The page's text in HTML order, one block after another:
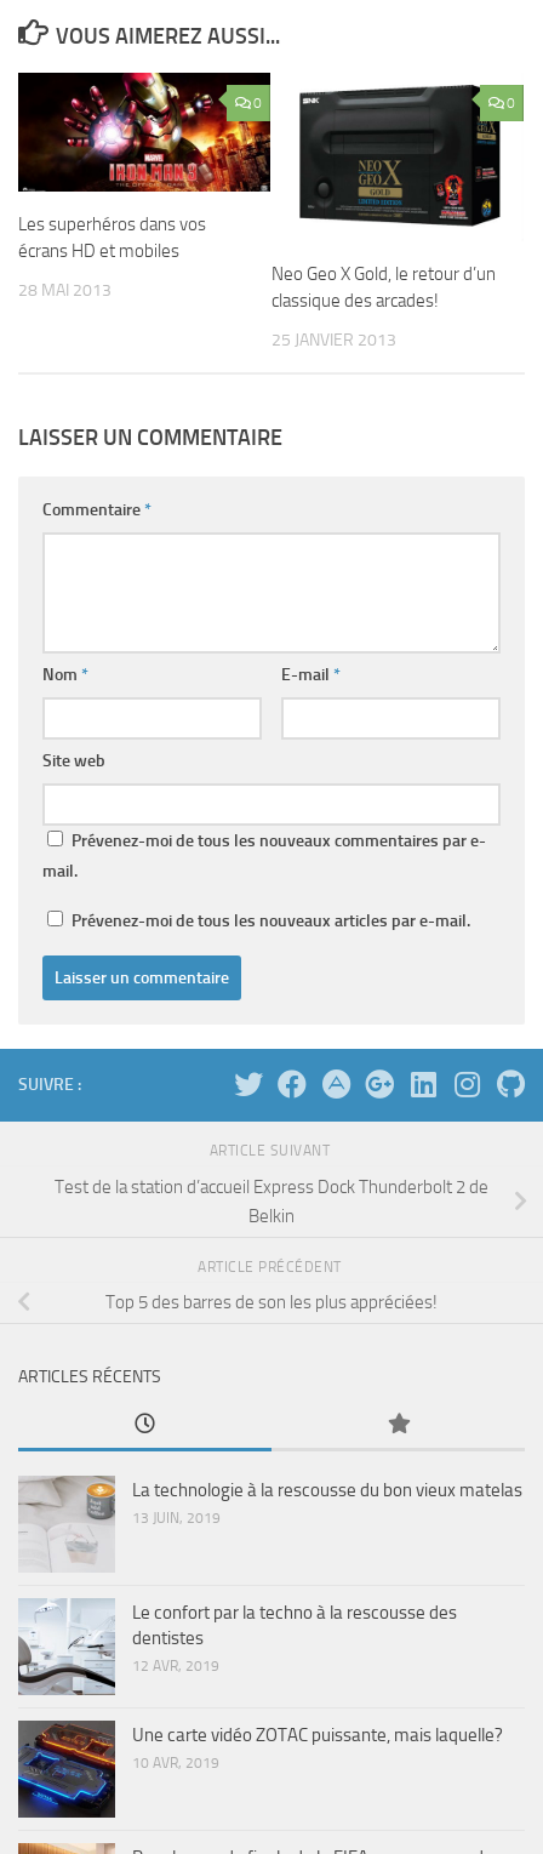
VOUS AIMEREZ AUSSI...
0
Les superhéros dans vos
écrans HD et mobiles
28 MAI 2013
0
Neo Geo X Gold, le retour d’un
classique des arcades!
25 JANVIER 2013
LAISSER UN COMMENTAIRE
Commentaire*
Nom * E-mail *
Site web
Prévenez-moi de tous les nouveaux commentaires par e-
mail.
Prévenez-moi de tous les nouveaux articles par e-mail.
SUIVRE :
ARTICLE SUIVANT
Test de la station d’accueil Express Dock Thunderbolt 2 de
Belkin
ARTICLE PRÉCÉDENT
Top 5 des barres de son les plus appréciées!
ARTICLES RÉCENTS
La technologie à la rescousse du bon vieux matelas
13 JUIN, 2019
Le confort par la techno à la rescousse des
dentistes
12 AVR, 2019
Une carte vidéo ZOTAC puissante, mais laquelle?
10 AVR, 2019